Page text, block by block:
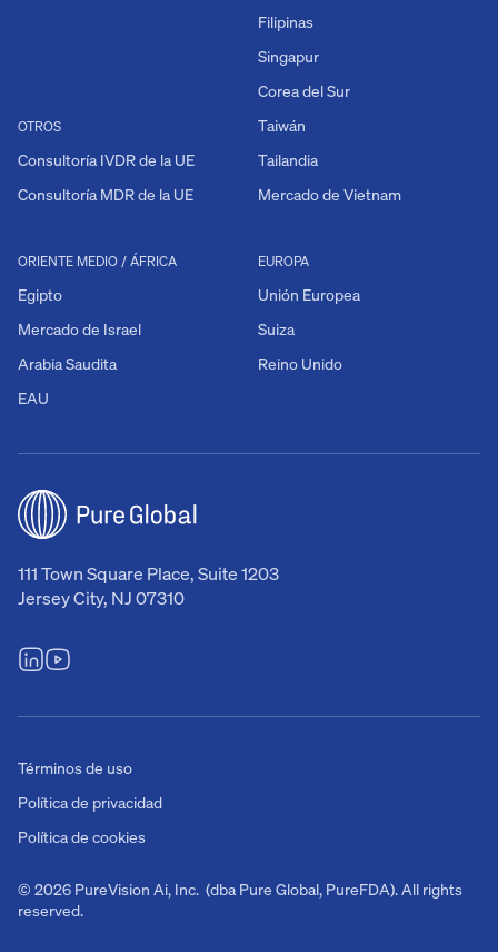
111 Town Square Place, Suite 1203
Jersey City, NJ 07310
OTROS
Consultoría IVDR de la UE
Consultoría MDR de la UE
EUROPA
Unión Europea
Suiza
Reino Unido
ORIENTE MEDIO / ÁFRICA
Egipto
Mercado de Israel
Arabia Saudita
EAU
Filipinas
Singapur
Corea del Sur
Taiwán
Tailandia
Mercado de Vietnam
© 2026 PureVision Ai, Inc. (dba Pure Global, PureFDA). All rights
reserved.
Términos de uso
Política de privacidad
Política de cookies